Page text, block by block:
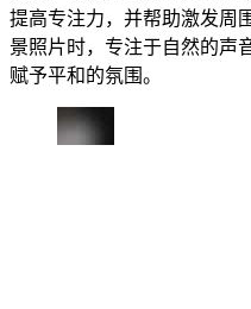
提高专注力，并帮助激发周
景照片时，专注于自然的声
赋予平和的氛围。